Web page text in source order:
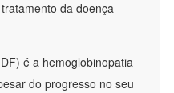
da doença
é a hemoglobinopatia
do progresso no seu